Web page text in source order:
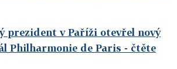
prezident v Paříži otevřel nový
Philharmonie de Paris - čtěte